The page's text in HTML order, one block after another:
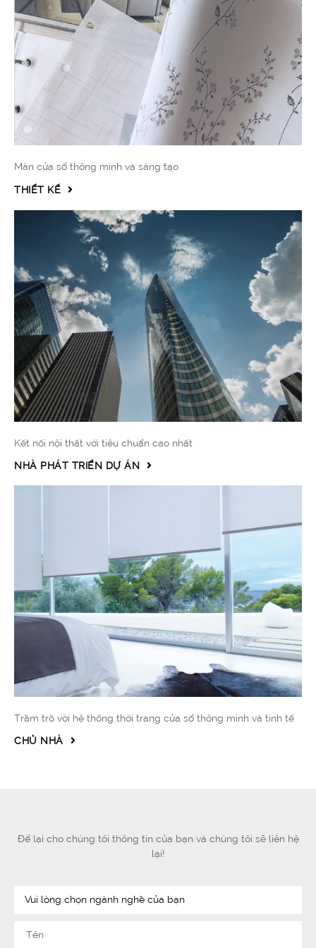
Màn cửa sổ thông minh và sáng tạo
THIẾT KẾ
Kết nối nội thất với tiêu chuẩn cao nhất
NHÀ PHÁT TRIỂN DỰ ÁN
Trầm trồ với hệ thống thời trang cửa sổ thông minh và tinh tế
CHỦ NHÀ
Để lại cho chúng tôi thông tin của bạn và chúng tôi sẽ liên hệ
lại!